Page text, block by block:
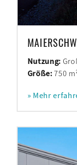
Nutzung:
Größe:750
» Mehr